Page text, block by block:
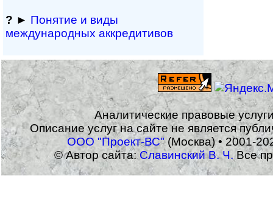
? ► Понятие и виды
международных аккредитивов
Аналитические правовые
Описание услуг на сайте не является
ООО "Проект-ВС"(Москва) • 2001-
© Автор сайта:Славинский В. Ч.Все